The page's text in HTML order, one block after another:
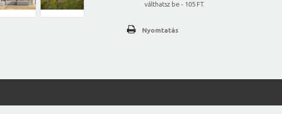
válthatsz be - 105 FT.
Nyomtatás